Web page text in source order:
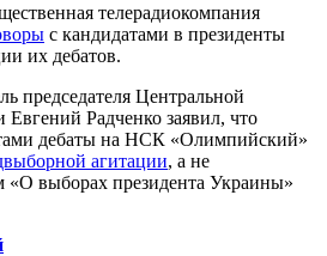
телерадиокомпания
с кандидатами в президенты
их дебатов.
председателя Центральной
Евгений Радченко заявил, что
дебаты на НСК «Олимпийский»
агитации, а не
«О выборах президента Украины»